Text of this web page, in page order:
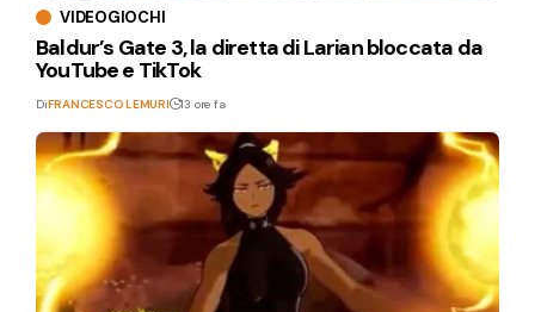
VIDEOGIOCHI
Baldur’s Gate 3, la diretta di Larian bloccata da
YouTube e TikTok
DiFRANCESCO LEMURI 13 ore fa